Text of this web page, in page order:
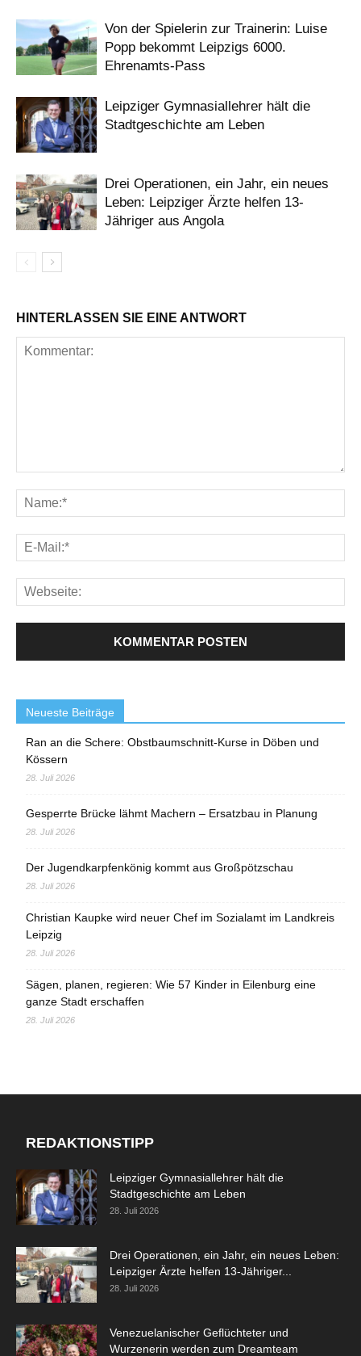
Von der Spielerin zur Trainerin: Luise
Popp bekommt Leipzigs 6000.
Ehrenamts-Pass
Leipziger Gymnasiallehrer hält die
Stadtgeschichte am Leben
Drei Operationen, ein Jahr, ein neues
Leben: Leipziger Ärzte helfen 13-
Jähriger aus Angola
HINTERLASSEN SIE EINE ANTWORT
Neueste Beiträge
Ran an die Schere: Obstbaumschnitt-Kurse in Döben und
Kössern
28. Juli 2026
Gesperrte Brücke lähmt Machern – Ersatzbau in Planung
28. Juli 2026
Der Jugendkarpfenkönig kommt aus Großpötzschau
28. Juli 2026
Christian Kaupke wird neuer Chef im Sozialamt im Landkreis
Leipzig
28. Juli 2026
Sägen, planen, regieren: Wie 57 Kinder in Eilenburg eine
ganze Stadt erschaffen
28. Juli 2026
REDAKTIONSTIPP
Leipziger Gymnasiallehrer hält die
Stadtgeschichte am Leben
28. Juli 2026
Drei Operationen, ein Jahr, ein neues Leben:
Leipziger Ärzte helfen 13-Jähriger...
28. Juli 2026
Venezuelanischer Geflüchteter und
Wurzenerin werden zum Dreamteam